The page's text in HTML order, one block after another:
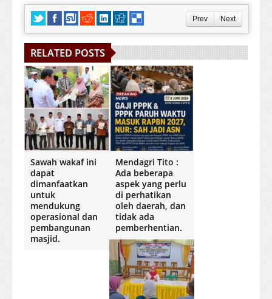
Prev Next
RELATED POSTS
Sawah wakaf ini
dapat
dimanfaatkan
untuk
mendukung
operasional dan
pembangunan
masjid.
Mendagri Tito :
Ada beberapa
aspek yang perlu
di perhatikan
oleh daerah, dan
tidak ada
pemberhentian.